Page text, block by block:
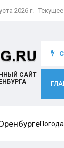
2026 г.
САЙТ